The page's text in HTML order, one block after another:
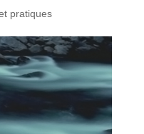
pratiques